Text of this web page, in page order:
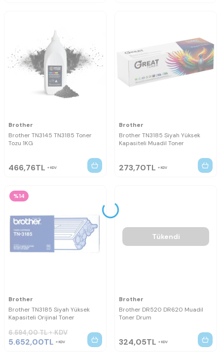
Brother
Brother TN3145 TN3185 Toner
Tozu 1KG
466,76TL KDV
Brother
Brother TN3185 Siyah Yüksek
Kapasiteli Muadil Toner
273,70TL KDV
%14
Brother
Brother TN3185 Siyah Yüksek
Kapasiteli Orijinal Toner
6.594,00TL KDV
5.652,00TL KDV
Tükendi
Brother
Brother DR520 DR620 Muadil
Toner Drum
324,05TL KDV